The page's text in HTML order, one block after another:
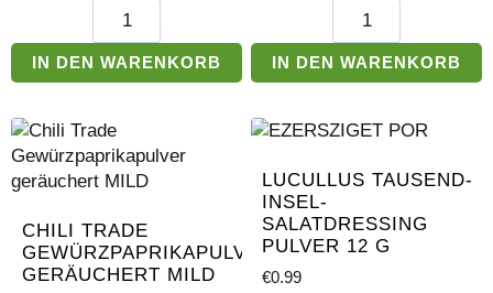
Lucullus
gemahlene
Zimt
20
Menge
IN DEN WARENKORB
Chili
Trade
geräuchert
Menge
IN DEN WARENKORB
CHILI TRADE
GEWÜRZPAPRIKAPULVER
GERÄUCHERT MILD
LUCULLUS TAUSEND-
INSEL-
SALATDRESSING
PULVER 12 G
€0.99